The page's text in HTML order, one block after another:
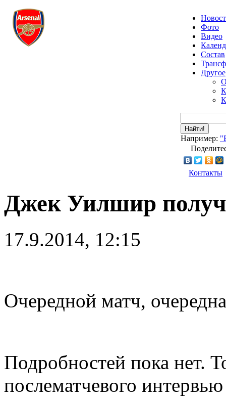
Фото
Видео
Состав
Другое
Найти!
Например:
Контакты
Джек Уилшир
17.9.2014, 12:15
Очередной матч,
Подробностей пока нет.
послематчевого